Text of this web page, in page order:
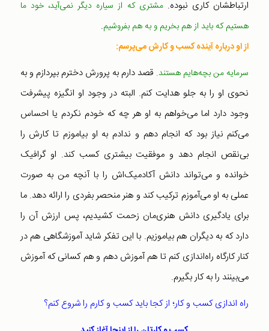
ارتباطشان کاری نبوده.مشتری که از سیاره دیگر نمی‌آید، خود ما
هستیم که باید از هم بخریم و به هم بفروشیم.
از او درباره آینده کسب و کارش می‌پرسم:
سرمایه من بچه‌هایم هستند. قصد دارم به پرورش دخترم بپردازم و به
نحوی او را به جلو هدایت کنم. البته در وجود او انگیزه پیشرفت
وجود دارد اما می‌خواهم به او هر چه که خودم نکردم یا احساس
می‌کنم نیاز بود که انجام دهم و ندادم به او بیاموزم تا کارش را
بی‌نقص انجام دهد و موفقیت بیشتری کسب کند. او گرافیک
خوانده و می‌تواند دانش آکادمیک‌اش را با آنچه من به صورت
عملی به او می‌آموزم ترکیب کند و هنر منحصر بفردی را ارائه دهد. ما
برای یادگیری دانش هنری‌مان زحمت کشیدیم، ‌پس ارزش آن را
دارد که به دیگران هم بیاموزیم. با این تفکر شاید آموزشگاهی هم در
کنار کارگاه راه‌اندازی کنم تا هم آموزش دهم و هم کسانی که آموزش
می‌بینند را به کار بگیرم.
راه‌ اندازی کسب و کار؛ از کجا باید کسب و کارم را شروع کنم؟